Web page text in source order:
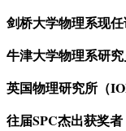
剑桥大学物理系现
牛津大学物理系研
英国物理研究所（
往届SPC杰出获奖者